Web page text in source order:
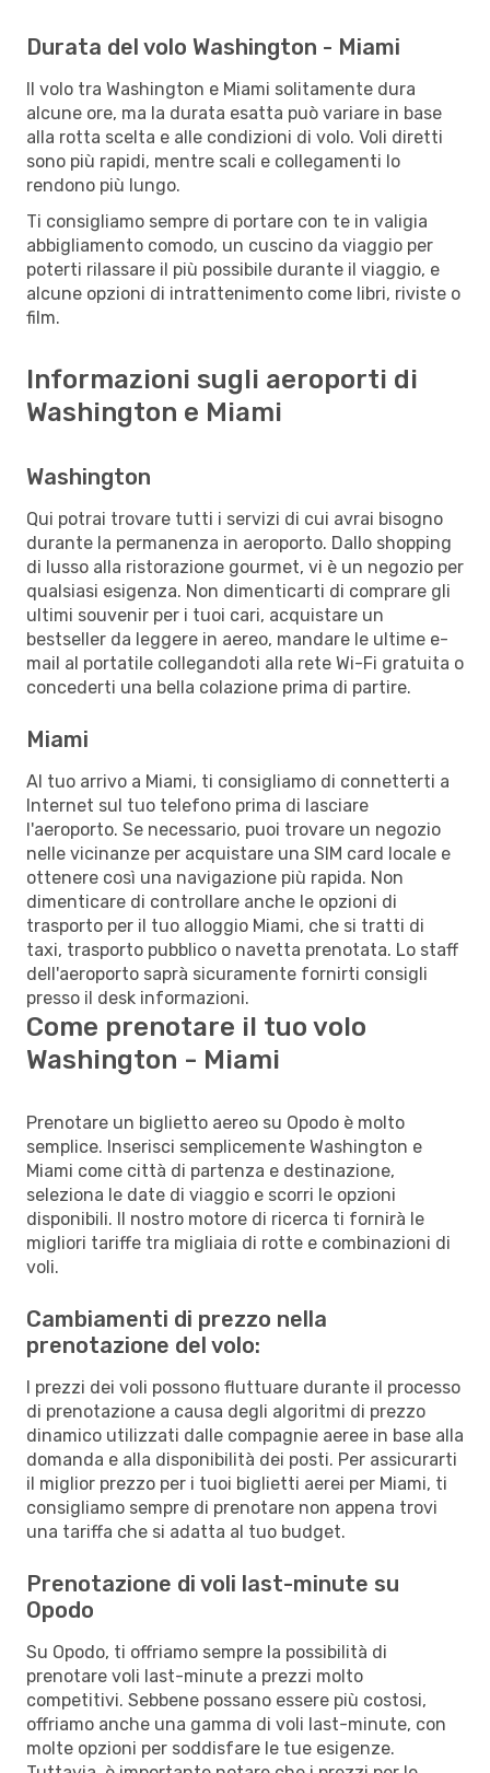
Durata del volo Washington - Miami
Il volo tra Washington e Miami solitamente dura
alcune ore, ma la durata esatta può variare in base
alla rotta scelta e alle condizioni di volo. Voli diretti
sono più rapidi, mentre scali e collegamenti lo
rendono più lungo.
Ti consigliamo sempre di portare con te in valigia
abbigliamento comodo, un cuscino da viaggio per
poterti rilassare il più possibile durante il viaggio, e
alcune opzioni di intrattenimento come libri, riviste o
film.
Informazioni sugli aeroporti di
Washington e Miami
Washington
Qui potrai trovare tutti i servizi di cui avrai bisogno
durante la permanenza in aeroporto. Dallo shopping
di lusso alla ristorazione gourmet, vi è un negozio per
qualsiasi esigenza. Non dimenticarti di comprare gli
ultimi souvenir per i tuoi cari, acquistare un
bestseller da leggere in aereo, mandare le ultime e-
mail al portatile collegandoti alla rete Wi-Fi gratuita o
concederti una bella colazione prima di partire.
Miami
Al tuo arrivo a Miami, ti consigliamo di connetterti a
Internet sul tuo telefono prima di lasciare
l'aeroporto. Se necessario, puoi trovare un negozio
nelle vicinanze per acquistare una SIM card locale e
ottenere così una navigazione più rapida. Non
dimenticare di controllare anche le opzioni di
trasporto per il tuo alloggio Miami, che si tratti di
taxi, trasporto pubblico o navetta prenotata. Lo staff
dell'aeroporto saprà sicuramente fornirti consigli
presso il desk informazioni.
Come prenotare il tuo volo
Washington - Miami
Prenotare un biglietto aereo su Opodo è molto
semplice. Inserisci semplicemente Washington e
Miami come città di partenza e destinazione,
seleziona le date di viaggio e scorri le opzioni
disponibili. Il nostro motore di ricerca ti fornirà le
migliori tariffe tra migliaia di rotte e combinazioni di
voli.
Cambiamenti di prezzo nella
prenotazione del volo:
I prezzi dei voli possono fluttuare durante il processo
di prenotazione a causa degli algoritmi di prezzo
dinamico utilizzati dalle compagnie aeree in base alla
domanda e alla disponibilità dei posti. Per assicurarti
il miglior prezzo per i tuoi biglietti aerei per Miami, ti
consigliamo sempre di prenotare non appena trovi
una tariffa che si adatta al tuo budget.
Prenotazione di voli last-minute su
Opodo
Su Opodo, ti offriamo sempre la possibilità di
prenotare voli last-minute a prezzi molto
competitivi. Sebbene possano essere più costosi,
offriamo anche una gamma di voli last-minute, con
molte opzioni per soddisfare le tue esigenze.